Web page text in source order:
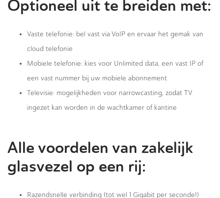
Optioneel uit te breiden met:
Vaste telefonie: bel vast via VoIP en ervaar het gemak van
cloud telefonie
Mobiele telefonie: kies voor Unlimited data, een vast IP of
een vast nummer bij uw mobiele abonnement
Televisie: mogelijkheden voor narrowcasting, zodat TV
ingezet kan worden in de wachtkamer of kantine
Alle voordelen van zakelijk
glasvezel op een rij:
Razendsnelle verbinding (tot wel 1 Gigabit per seconde!)